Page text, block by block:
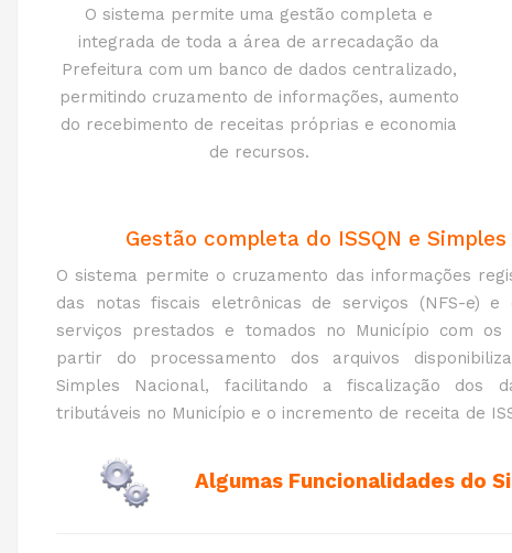
O sistema permite uma gestão completa e
integrada de toda a área de arrecadação da
Prefeitura com um banco de dados centralizado,
permitindo cruzamento de informações, aumento
do recebimento de receitas próprias e economia
de recursos.
Gestão completa do ISSQN e
O sistema permite o cruzamento das informações
das notas fiscais eletrônicas de serviços (NFS-e) e
serviços prestados e tomados no Município com os
partir do processamento dos arquivos
Simples Nacional, facilitando a fiscalização dos
tributáveis no Município e o incremento de receita de
Algumas Funcionalidades do